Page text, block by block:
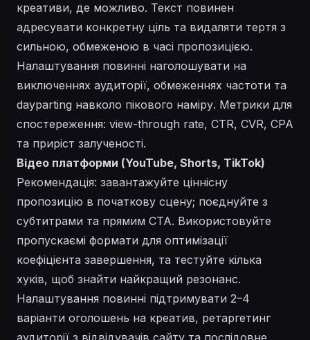
креативи, де можливо. Текст повинен
адресувати конкретну ціль та видаляти тертя з
сильною, обмеженою в часі пропозицією.
Налаштування повинні наголошувати на
виключеннях аудиторії, обмеженнях частоти та
dayparting навколо пікового наміру. Метрики для
спостереження: view-through rate, CTR, CVR, CPA
та приріст залученості.
Відео платформи (YouTube, Shorts, TikTok)
Рекомендація: завантажуйте ціннісну
пропозицію в початкову сцену; поєднуйте з
субтитрами та прямим CTA. Використовуйте
пропускаємі формати для оптимізації
коефіцієнта завершення, та тестуйте кілька
хуків, щоб знайти найкращий резонанс.
Налаштування повинні підтримувати 2–4
варіанти оголошень на креатив, ретаргетинг